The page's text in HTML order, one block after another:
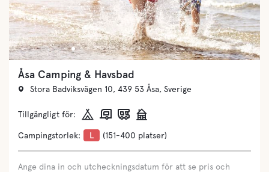
Åsa Camping & Havsbad
Stora Badviksvägen 10, 439 53 Åsa, Sverige
Tillgängligt för:
Campingstorlek: L (151-400 platser)
Ange dina in och utcheckningsdatum för att se pris och